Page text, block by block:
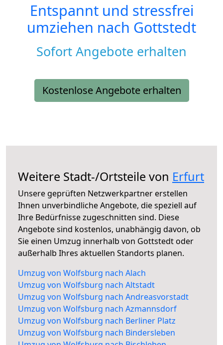
Entspannt und stressfrei
umziehen nach Gottstedt
Sofort Angebote erhalten
Kostenlose Angebote erhalten
Weitere Stadt-/Ortsteile von Erfurt
Unsere geprüften Netzwerkpartner erstellen
Ihnen unverbindliche Angebote, die speziell auf
Ihre Bedürfnisse zugeschnitten sind. Diese
Angebote sind kostenlos, unabhängig davon, ob
Sie einen Umzug innerhalb von Gottstedt oder
außerhalb Ihres aktuellen Standorts planen.
Umzug von Wolfsburg nach Alach
Umzug von Wolfsburg nach Altstadt
Umzug von Wolfsburg nach Andreasvorstadt
Umzug von Wolfsburg nach Azmannsdorf
Umzug von Wolfsburg nach Berliner Platz
Umzug von Wolfsburg nach Bindersleben